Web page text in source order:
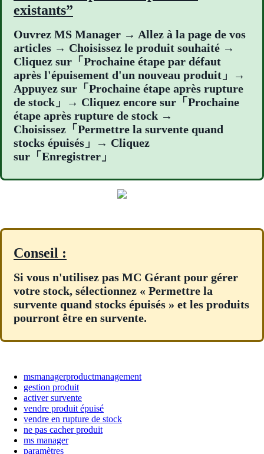
existants”
Ouvrez MS Manager → Allez à la page de vos
articles → Choisissez le produit souhaité →
Cliquez sur「Prochaine étape par défaut
après l'épuisement d'un nouveau produit」→
Appuyez sur「Prochaine étape après rupture
de stock」→ Cliquez encore sur「Prochaine
étape après rupture de stock →
Choisissez「Permettre la survente quand
stocks épuisés」→ Cliquez
sur「Enregistrer」
Conseil :
Si vous n'utilisez pas MC Gérant pour gérer
votre stock, sélectionnez « Permettre la
survente quand stocks épuisés » et les produits
pourront être en survente.
msmanagerproductmanagement
gestion produit
activer survente
vendre produit épuisé
vendre en rupture de stock
ne pas cacher produit
ms manager
paramètres